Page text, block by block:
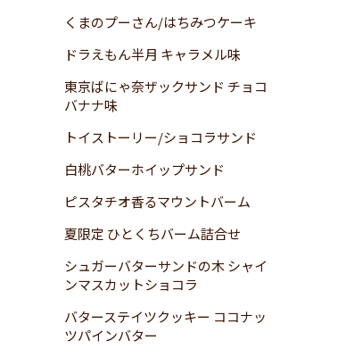
くまのプーさん/はちみつケーキ
ドラえもん半月 キャラメル味
東京ばにゃ奈ザックサンド チョコ
バナナ味
トイストーリー/ショコラサンド
白桃バターホイップサンド
ピスタチオ香るマウントバーム
夏限定 ひとくちバーム詰合せ
シュガーバターサンドの木 シャイ
ンマスカットショコラ
バターステイツクッキー ココナッ
ツパインバター